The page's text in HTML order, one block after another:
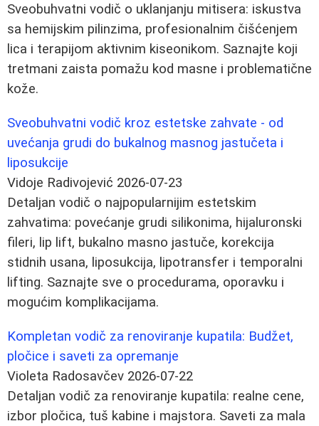
Sveobuhvatni vodič o uklanjanju mitisera: iskustva
sa hemijskim pilinzima, profesionalnim čišćenjem
lica i terapijom aktivnim kiseonikom. Saznajte koji
tretmani zaista pomažu kod masne i problematične
kože.
Sveobuhvatni vodič kroz estetske zahvate - od
uvećanja grudi do bukalnog masnog jastučeta i
liposukcije
Vidoje Radivojević 2026-07-23
Detaljan vodič o najpopularnijim estetskim
zahvatima: povećanje grudi silikonima, hijaluronski
fileri, lip lift, bukalno masno jastuče, korekcija
stidnih usana, liposukcija, lipotransfer i temporalni
lifting. Saznajte sve o procedurama, oporavku i
mogućim komplikacijama.
Kompletan vodič za renoviranje kupatila: Budžet,
pločice i saveti za opremanje
Violeta Radosavčev 2026-07-22
Detaljan vodič za renoviranje kupatila: realne cene,
izbor pločica, tuš kabine i majstora. Saveti za mala